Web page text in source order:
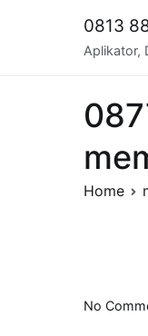
0813
Aplikator,
Home
No